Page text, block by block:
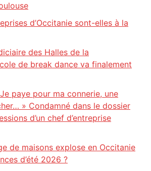
d’Occitanie sont-elles à la
des Halles de la
de break dance va finalement
paye pour ma connerie, une
» Condamné dans le dossier
d’un chef d’entreprise
de maisons explose en Occitanie
d’été 2026 ?